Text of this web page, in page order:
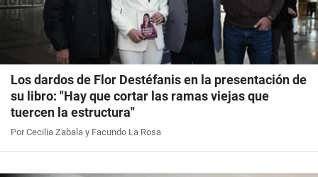
Los dardos de Flor Destéfanis en la presentación de
su libro: "Hay que cortar las ramas viejas que
tuercen la estructura"
Por Cecilia Zabala y Facundo La Rosa